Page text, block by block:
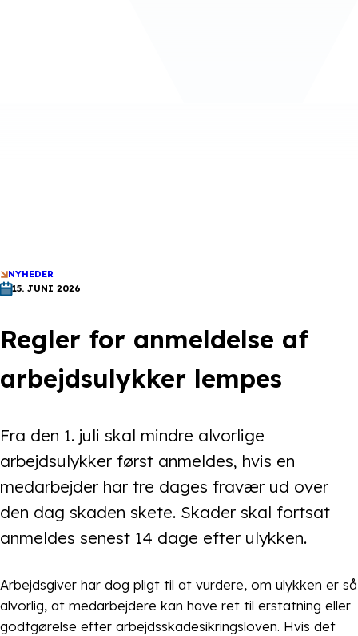
NYHEDER
15. JUNI 2026
Regler for anmeldelse af
arbejdsulykker lempes
Fra den 1. juli skal mindre alvorlige
arbejdsulykker først anmeldes, hvis en
medarbejder har tre dages fravær ud over
den dag skaden skete. Skader skal fortsat
anmeldes senest 14 dage efter ulykken.
Arbejdsgiver har dog pligt til at vurdere, om ulykken er så
alvorlig, at medarbejdere kan have ret til erstatning eller
godtgørelse efter arbejdsskadesikringsloven. Hvis det